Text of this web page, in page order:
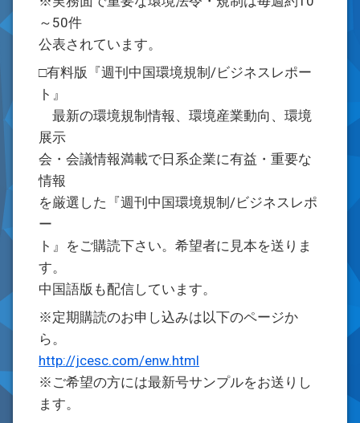
～50件
公表されています。
□有料版『週刊中国環境規制/ビジネスレポー
ト』
最新の環境規制情報、環境産業動向、環境
展示
会・会議情報満載で日系企業に有益・重要な
情報
を厳選した『週刊中国環境規制/ビジネスレポ
ー
ト』をご購読下さい。希望者に見本を送りま
す。
中国語版も配信しています。
※定期購読のお申し込みは以下のページか
ら。
http://jcesc.com/enw.html
※ご希望の方には最新号サンプルをお送りし
ます。